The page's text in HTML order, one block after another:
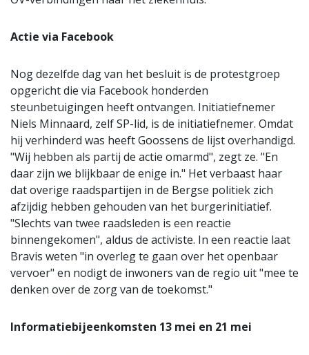
Actie via Facebook
Nog dezelfde dag van het besluit is de protestgroep
opgericht die via Facebook honderden
steunbetuigingen heeft ontvangen. Initiatiefnemer
Niels Minnaard, zelf SP-lid, is de initiatiefnemer. Omdat
hij verhinderd was heeft Goossens de lijst overhandigd.
"Wij hebben als partij de actie omarmd", zegt ze. "En
daar zijn we blijkbaar de enige in." Het verbaast haar
dat overige raadspartijen in de Bergse politiek zich
afzijdig hebben gehouden van het burgerinitiatief.
"Slechts van twee raadsleden is een reactie
binnengekomen", aldus de activiste. In een reactie laat
Bravis weten "in overleg te gaan over het openbaar
vervoer" en nodigt de inwoners van de regio uit "mee te
denken over de zorg van de toekomst."
Informatiebijeenkomsten 13 mei en 21 mei